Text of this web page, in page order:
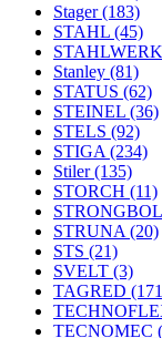
Stager(183)
STAHL (45)
STAHLWERK
Stanley (81)
STATUS (62)
STEINEL (36)
STELS (92)
STIGA (234)
Stiler(135)
STORCH (11)
STRUNA (20)
STS (21)
SVELT (3)
TAGRED
TECNOMEC